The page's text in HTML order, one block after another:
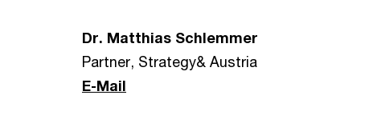
Dr. Matthias Schlemmer
Partner, Strategy& Austria
E-Mail